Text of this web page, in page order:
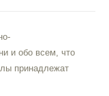
и обо всем, что
принадлежат